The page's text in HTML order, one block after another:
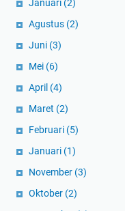
Januari (2)
Agustus (2)
Juni (3)
Mei (6)
April (4)
Maret (2)
Februari (5)
Januari (1)
November (3)
Oktober (2)